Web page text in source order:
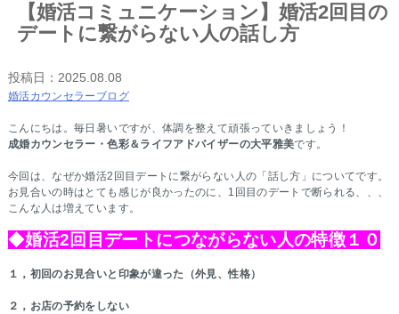
【婚活コミュニケーション】婚活2回目の
デートに繋がらない人の話し方
投稿日： 2025.08.08
婚活カウンセラーブログ
こんにちは。毎日暑いですが、体調を整えて頑張っていきましょう！
成婚カウンセラー・色彩＆ライフアドバイザーの大平雅美です。
今回は、なぜか婚活2回目デートに繋がらない人の「話し方」についてです。
お見合いの時はとても感じが良かったのに、1回目のデートで断られる、、、
こんな人は増えています。
◆婚活2回目デートにつながらない人の特徴１０
１，初回のお見合いと印象が違った（外見、性格）
２，お店の予約をしない